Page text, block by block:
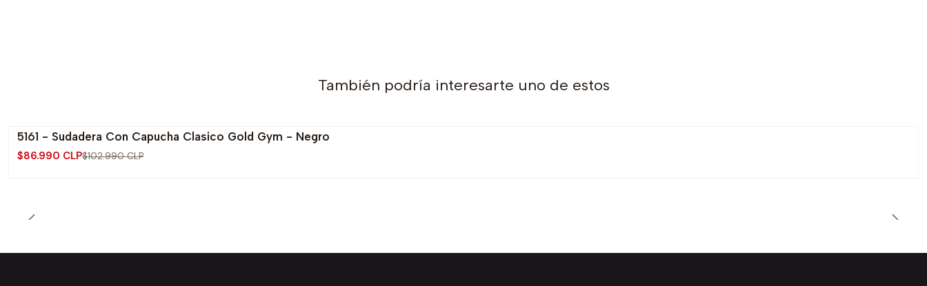
También podría interesarte uno de estos
-16% OFF
5161 - Sudadera Con Capucha Clasico Gold Gym - Negro
$86.990 CLP$102.990 CLP